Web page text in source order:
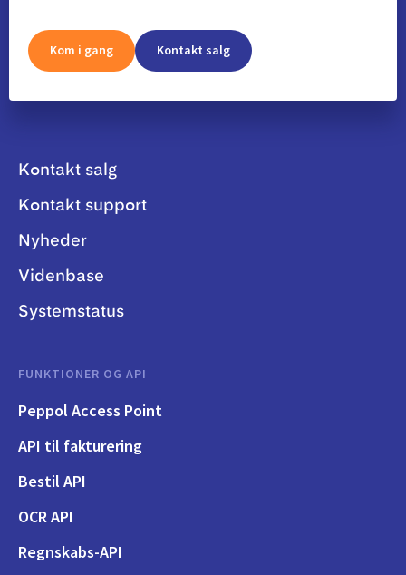
Kom i gang Kontakt salg
Kontakt salg
Kontakt support
Nyheder
Videnbase
Systemstatus
FUNKTIONER OG API
Peppol Access Point
API til fakturering
Bestil API
OCR API
Regnskabs-API